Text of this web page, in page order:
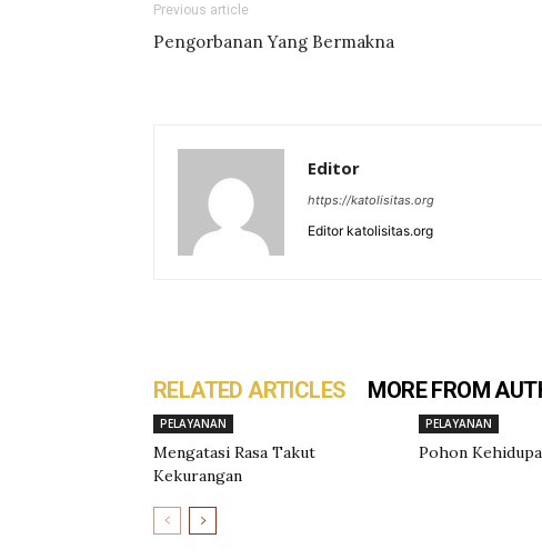
Previous article
Pengorbanan Yang Bermakna
Editor
https://katolisitas.org
Editor katolisitas.org
RELATED ARTICLES MORE FROM
PELAYANAN
Mengatasi Rasa Takut
Kekurangan
PELAYANAN
Pohon